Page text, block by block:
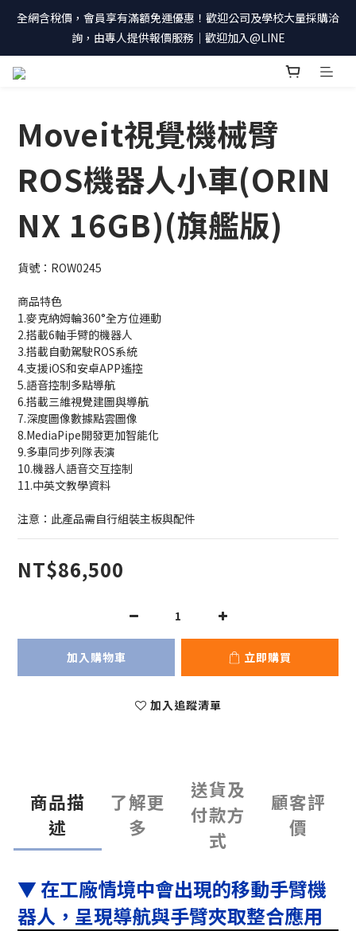
全網含稅價，會員享有滿額免運優惠！歡迎公司及學校大量採購洽
詢，由專人提供報價服務｜歡迎加入@LINE
Moveit視覺機械臂
ROS機器人小車(ORIN
NX 16GB)(旗艦版)
貨號：ROW0245
商品特色
1.麥克納姆輪360°全方位運動
2.搭載6軸手臂的機器人
3.搭載自動駕駛ROS系統
4.支援iOS和安卓APP遙控
5.語音控制多點導航
6.搭載三維視覺建圖與導航
7.深度圖像數據點雲圖像
8.MediaPipe開發更加智能化
9.多車同步列隊表演
10.機器人語音交互控制
11.中英文教學資料
注意：此產品需自行組裝主板與配件
NT$86,500
加入購物車 立即購買
加入追蹤清單
商品描
述
了解更
多
送貨及
付款方
式
顧客評
價
▼ 在工廠情境中會出現的移動手臂機
器人，呈現導航與手臂夾取整合應用